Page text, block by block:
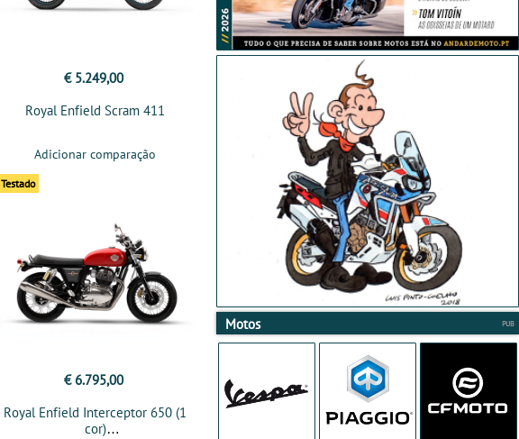
€ 5.249,00
Royal Enfield Scram 411
Adicionar comparação
Testado
€ 6.795,00
Royal Enfield Interceptor 650 (1
cor)
Motos